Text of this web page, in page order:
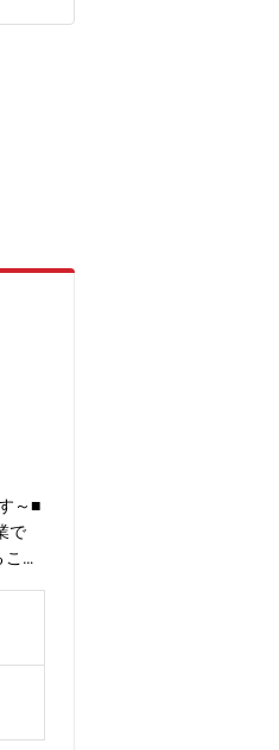
～■
で
と
る
ら
に携
数
経
い